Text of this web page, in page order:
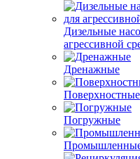
Дизельные
агрессивной
Дренажные
Поверхностные
Погружные